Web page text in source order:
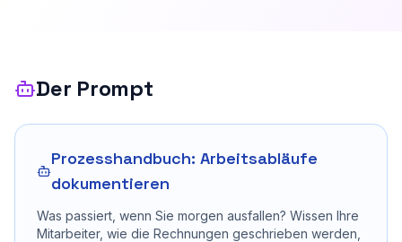
Der Prompt
Prozesshandbuch: Arbeitsabläufe
dokumentieren
Was passiert, wenn Sie morgen ausfallen? Wissen Ihre
Mitarbeiter, wie die Rechnungen geschrieben werden,